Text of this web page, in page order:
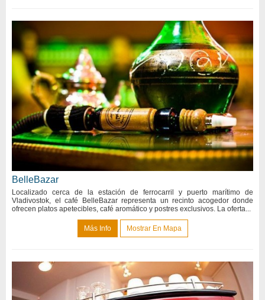
BelleBazar
Localizado cerca de la estación de ferrocarril y puerto marítimo de
Vladivostok, el café BelleBazar representa un recinto acogedor donde
ofrecen platos apetecibles, café aromático y postres exclusivos. La oferta...
Más Info Mostrar En Mapa